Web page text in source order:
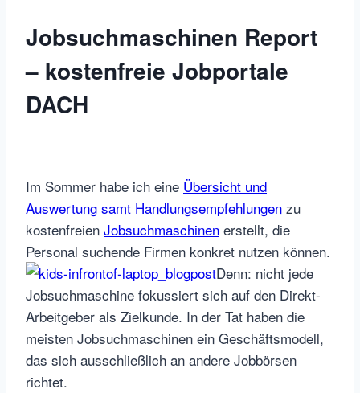
Jobsuchmaschinen Report
– kostenfreie Jobportale
DACH
Im Sommer habe ich eine Übersicht und
Auswertung samt Handlungsempfehlungen zu
kostenfreien Jobsuchmaschinen erstellt, die
Personal suchende Firmen konkret nutzen können.
Denn: nicht jede
Jobsuchmaschine fokussiert sich auf den Direkt-
Arbeitgeber als Zielkunde. In der Tat haben die
meisten Jobsuchmaschinen ein Geschäftsmodell,
das sich ausschließlich an andere Jobbörsen
richtet.